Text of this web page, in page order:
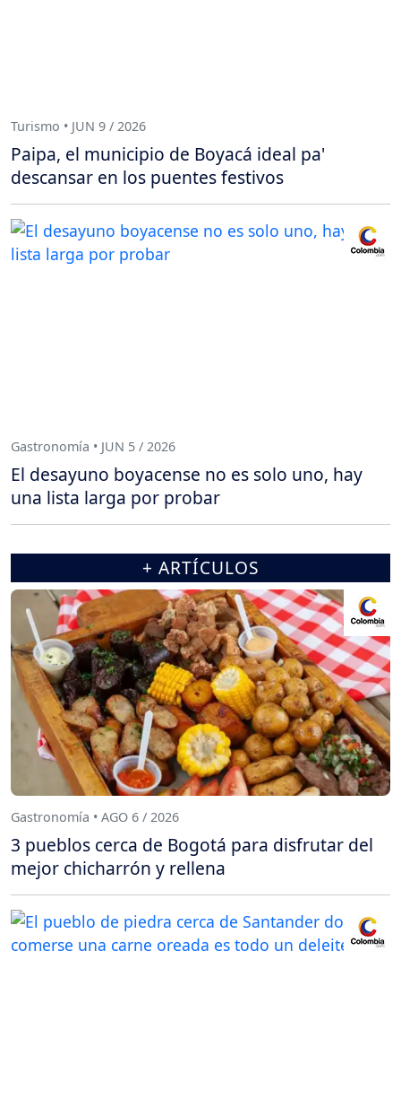
Turismo • JUN 9 / 2026
Paipa, el municipio de Boyacá ideal pa'
descansar en los puentes festivos
Gastronomía • JUN 5 / 2026
El desayuno boyacense no es solo uno, hay
una lista larga por probar
+ ARTÍCULOS
Gastronomía • AGO 6 / 2026
3 pueblos cerca de Bogotá para disfrutar del
mejor chicharrón y rellena